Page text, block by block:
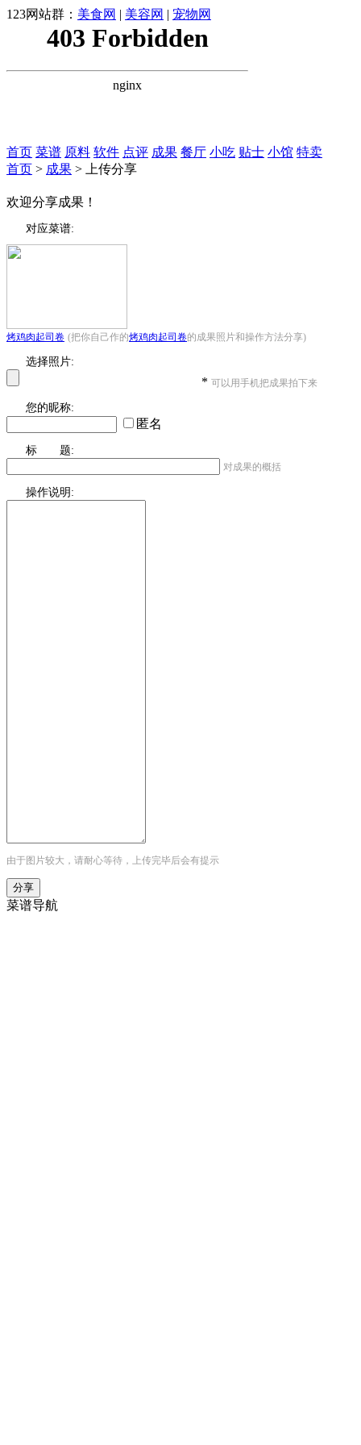
123网站群： 美食网 | 美容网 | 宠物网
首页 菜谱 原料 软件 点评 成果 餐厅 小吃 贴士 小馆 特卖
首页 > 成果 > 上传分享
欢迎分享成果！
对应菜谱:
烤鸡肉起司卷 (把你自己作的烤鸡肉起司卷的成果照片和操作方法分享)
选择照片:
* 可以用手机把成果拍下来
您的昵称:
匿名
标 题:
对成果的概括
操作说明:
由于图片较大，请耐心等待，上传完毕后会有提示
菜谱导航